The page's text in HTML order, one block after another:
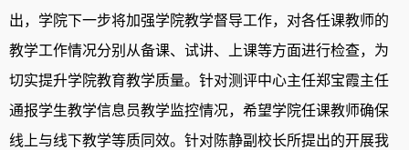
出， 学院下一步将加强学院教学督导工作， 对各任课教师的
教学工作情况分别从备课、 试讲、 上课等方面进行检查， 为
切实提升学院教育教学质量。 针对测评中心主任郑宝霞主任
通报学生教学信息员教学监控情况， 希望学院任课教师确保
线上与线下教学等质同效。 针对陈静副校长所提出的开展我